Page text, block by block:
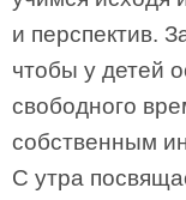
и перспектив.
чтобы у детей
свободного
собственным
С утра